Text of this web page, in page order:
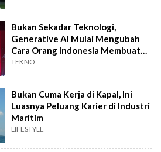
Bukan Sekadar Teknologi,
Generative AI Mulai Mengubah
Cara Orang Indonesia Membuat
Film
TEKNO
Bukan Cuma Kerja di Kapal, Ini
Luasnya Peluang Karier di Industri
Maritim
LIFESTYLE